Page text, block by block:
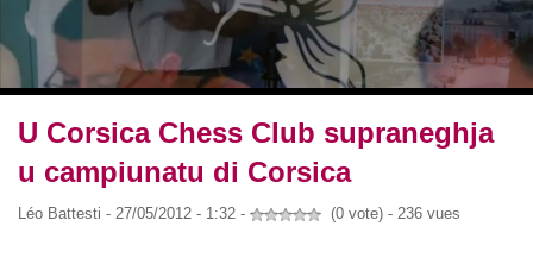
U Corsica Chess Club supraneghja
u campiunatu di Corsica
Léo Battesti - 27/05/2012 - 1:32 - (0 vote) - 236 vues